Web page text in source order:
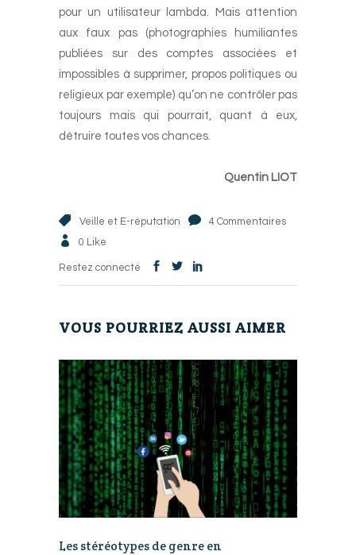
pour un utilisateur lambda. Mais attention
aux faux pas (photographies humiliantes
publiées sur des comptes associées et
impossibles à supprimer, propos politiques ou
religieux par exemple) qu’on ne contrôler pas
toujours mais qui pourrait, quant à eux,
détruire toutes vos chances.
Quentin LIOT
Veille et E-réputation
4 Commentaires
0 Like
Restez connecté
VOUS POURRIEZ AUSSI AIMER
Les stéréotypes de genre en